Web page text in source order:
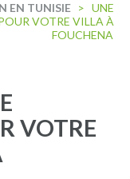
EN TUNISIE > UNE
VOTRE VILLA À
FOUCHENA
VOTRE